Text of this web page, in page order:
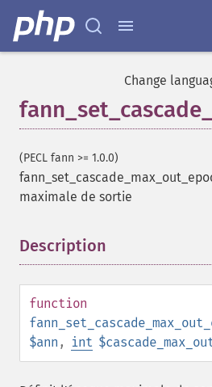
Change
(PECL fann >= 1.0.0)
maximale de sortie
Description
function
$ann , int